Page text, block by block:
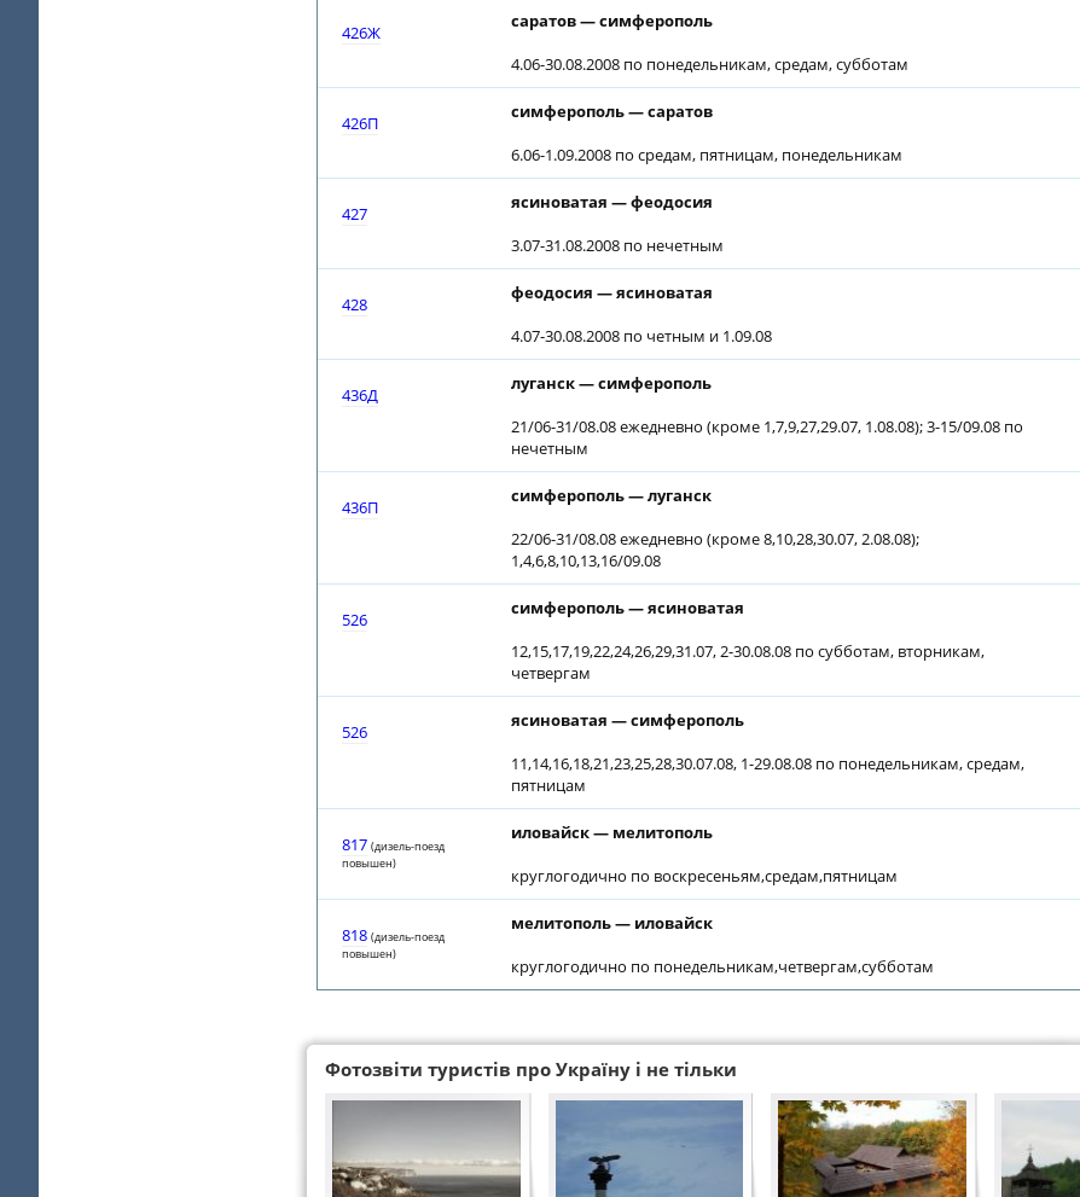
426Ж
саратов — симферополь
4.06-30.08.2008 по понедельникам, средам, субботам
426П
симферополь — саратов
6.06-1.09.2008 по средам, пятницам, понедельникам
427
ясиноватая — феодосия
3.07-31.08.2008 по нечетным
428
феодосия — ясиноватая
4.07-30.08.2008 по четным и 1.09.08
436Д
луганск — симферополь
21/06-31/08.08 ежедневно (кроме 1,7,9,27,29.07, 1.08.08); 3-15/09.08 по
нечетным
436П
симферополь — луганск
22/06-31/08.08 ежедневно (кроме 8,10,28,30.07, 2.08.08);
1,4,6,8,10,13,16/09.08
526
симферополь — ясиноватая
12,15,17,19,22,24,26,29,31.07, 2-30.08.08 по субботам, вторникам,
четвергам
526
ясиноватая — симферополь
11,14,16,18,21,23,25,28,30.07.08, 1-29.08.08 по понедельникам, средам,
пятницам
817 (дизель-поезд
повышен)
иловайск — мелитополь
круглогодично по воскресеньям,средам,пятницам
818 (дизель-поезд
повышен)
мелитополь — иловайск
круглогодично по понедельникам,четвергам,субботам
Фотозвіти туристів про Україну і не тільки